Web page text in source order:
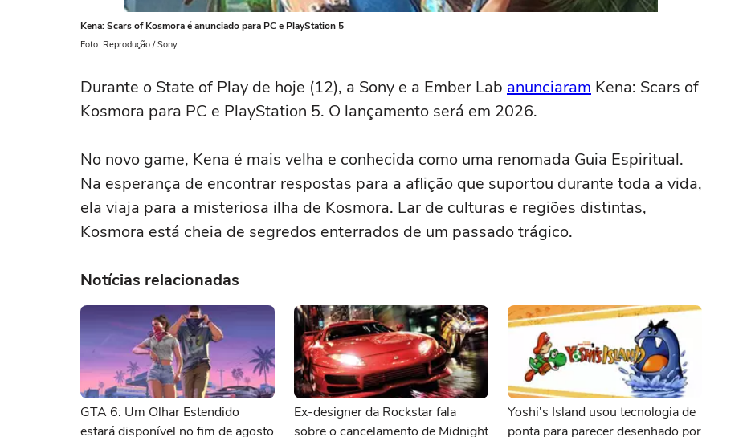
Kena: Scars of Kosmora é anunciado para PC e PlayStation 5
Foto: Reprodução / Sony
Durante o State of Play de hoje (12), a Sony e a Ember Lab anunciaram Kena: Scars of
Kosmora para PC e PlayStation 5. O lançamento será em 2026.
No novo game, Kena é mais velha e conhecida como uma renomada Guia Espiritual.
Na esperança de encontrar respostas para a aflição que suportou durante toda a vida,
ela viaja para a misteriosa ilha de Kosmora. Lar de culturas e regiões distintas,
Kosmora está cheia de segredos enterrados de um passado trágico.
Notícias relacionadas
GTA 6: Um Olhar Estendido
estará disponível no fim de agosto
Ex-designer da Rockstar fala
sobre o cancelamento de Midnight
Yoshi's Island usou tecnologia de
ponta para parecer desenhado por